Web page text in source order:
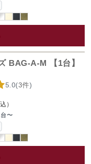
BAG-A-M 【1台】
5.0(3件)
）
〜